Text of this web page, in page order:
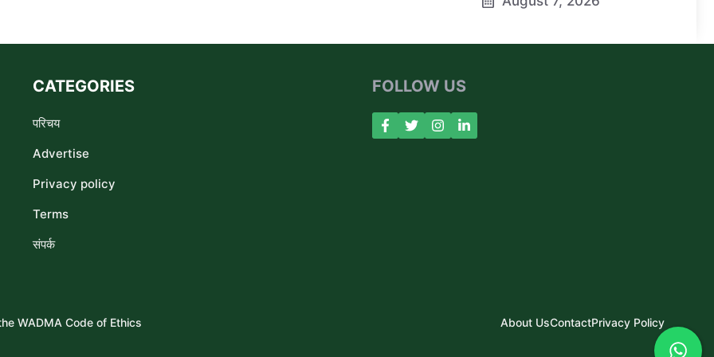
CATEGORIES
परिचय
Advertise
Privacy policy
Terms
संपर्क
FOLLOW US
WADMA Code of Ethics About UsContactPrivacy Policy